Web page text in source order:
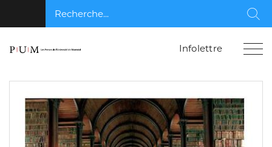
Recherche...
Infolettre